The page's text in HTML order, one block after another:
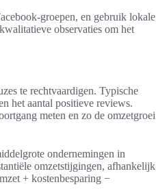
groepen, en gebruik lokale
observaties om het
te rechtvaardigen. Typische
het aantal positieve reviews.
meten en zo de omzetgroei
ondernemingen in
omzetstijgingen, afhankelijk
+ kostenbesparing −